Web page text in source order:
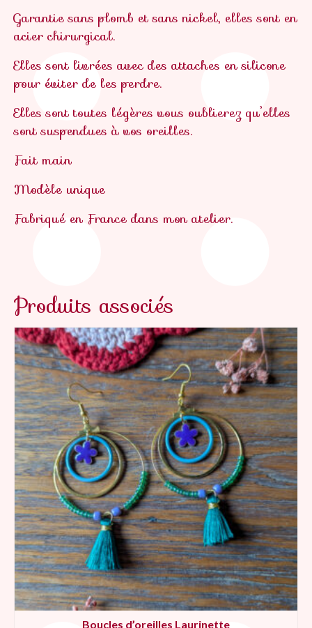
Garantie sans plomb et sans nickel, elles sont en
acier chirurgical.
Elles sont livrées avec des attaches en silicone
pour éviter de les perdre.
Elles sont toutes légères vous oublierez qu’elles
sont suspendues à vos oreilles.
Fait main
Modèle unique
Fabriqué en France dans mon atelier.
Produits associés
Boucles d’oreilles Laurinette